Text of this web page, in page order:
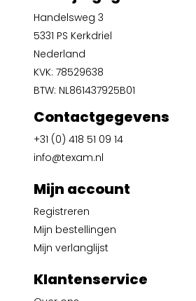
Handelsweg 3
5331 PS Kerkdriel
Nederland
KVK: 78529638
BTW: NL861437925B01
Contactgegevens
+31 (0) 418 51 09 14
info@texam.nl
Mijn account
Registreren
Mijn bestellingen
Mijn verlanglijst
Klantenservice